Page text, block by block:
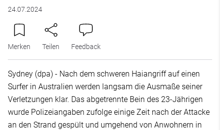
24.07.2024
Merken Teilen Feedback
Sydney (dpa) - Nach dem schweren Haiangriff auf einen
Surfer in Australien werden langsam die Ausmaße seiner
Verletzungen klar. Das abgetrennte Bein des 23-Jährigen
wurde Polizeiangaben zufolge einige Zeit nach der Attacke
an den Strand gespült und umgehend von Anwohnern in